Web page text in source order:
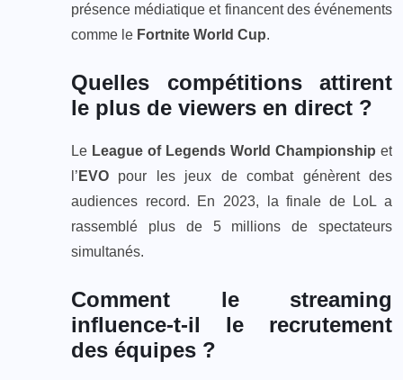
présence médiatique et financent des événements
comme le Fortnite World Cup.
Quelles compétitions attirent
le plus de viewers en direct ?
Le League of Legends World Championship et
l’ EVO pour les jeux de combat génèrent des
audiences record. En 2023, la finale de LoL a
rassemblé plus de 5 millions de spectateurs
simultanés.
Comment le streaming
influence-t-il le recrutement
des équipes ?